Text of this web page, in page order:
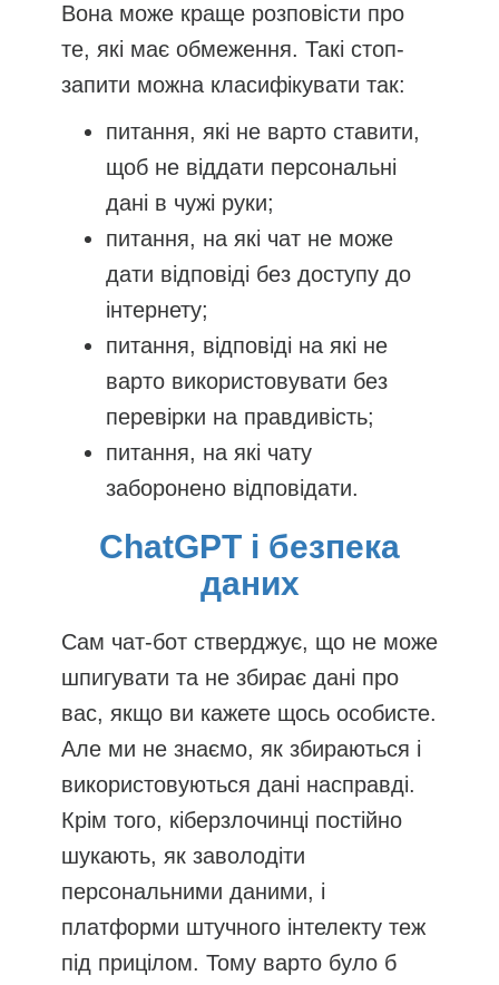
Вона може краще розповісти про
те, які має обмеження. Такі стоп-
запити можна класифікувати так:
питання, які не варто ставити,
щоб не віддати персональні
дані в чужі руки;
питання, на які чат не може
дати відповіді без доступу до
інтернету;
питання, відповіді на які не
варто використовувати без
перевірки на правдивість;
питання, на які чату
заборонено відповідати.
ChatGPT і безпека
даних
Сам чат-бот стверджує, що не може
шпигувати та не збирає дані про
вас, якщо ви кажете щось особисте.
Але ми не знаємо, як збираються і
використовуються дані насправді.
Крім того, кіберзлочинці постійно
шукають, як заволодіти
персональними даними, і
платформи штучного інтелекту теж
під прицілом. Тому варто було б